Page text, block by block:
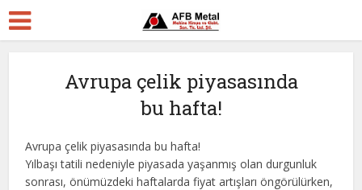
Avrupa çelik piyasasında
bu hafta!
Avrupa çelik piyasasında bu hafta!
Yılbaşı tatili nedeniyle piyasada yaşanmış olan durgunluk
sonrası, önümüzdeki haftalarda fiyat artışları öngörülürken,